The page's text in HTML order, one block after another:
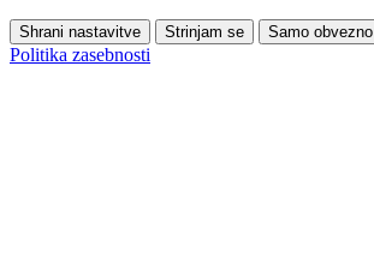
Shrani nastavitve Strinjam se Samo obvezno
Politika zasebnosti